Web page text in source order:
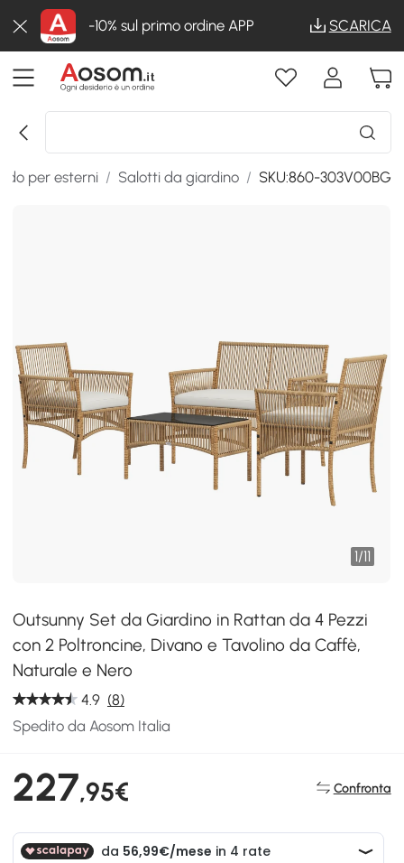
-10% sul primo ordine APP SCARICA
per esterni / Salotti da giardino / SKU:860-303V00BG
1/11
Outsunny Set da Giardino in Rattan da 4 Pezzi
con 2 Poltroncine, Divano e Tavolino da Caffè,
Naturale e Nero
4.9 (8)
Spedito da Aosom Italia
227,95€ Confronta